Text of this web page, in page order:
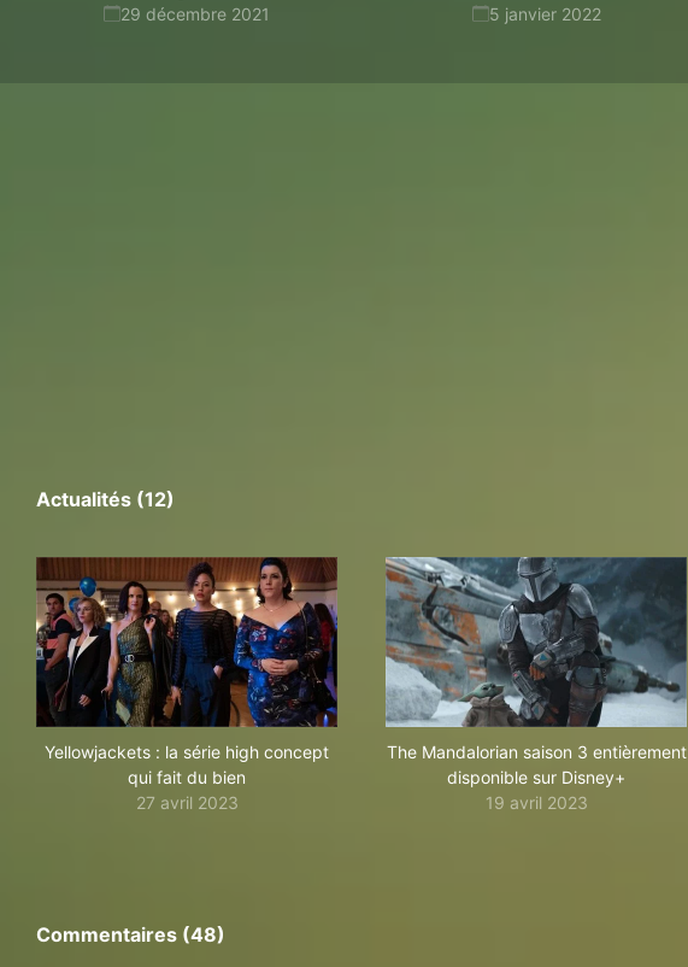
29 décembre 2021
5 janvier 2022
Actualités (12)
Yellowjackets : la série high concept
qui fait du bien
27 avril 2023
The Mandalorian saison 3 entièrement
disponible sur Disney+
19 avril 2023
Commentaires (48)